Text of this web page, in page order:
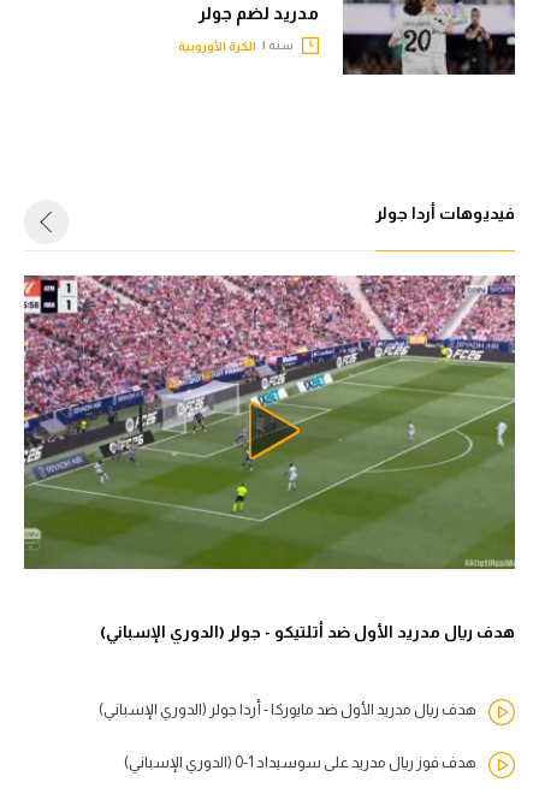
مدريد لضم جولر
سنه | الكرة الأوروبية
فيديوهات أردا جولر
هدف ريال مدريد الأول ضد أتلتيكو - جولر (الدوري الإسباني)
هدف ريال مدريد الأول ضد مايوركا - أردا جولر (الدوري الإسباني)
هدف فوز ريال مدريد على سوسيداد 1-0 (الدوري الإسباني)